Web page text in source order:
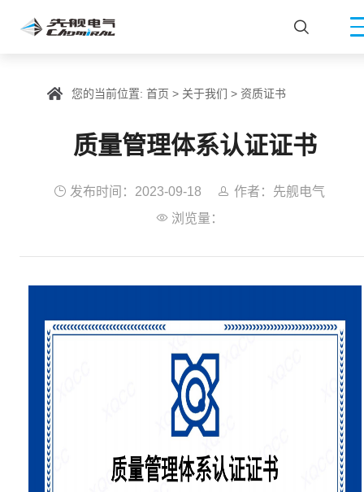

您的当前位置: 首页 > 关于我们 > 资质证书
质量管理体系认证证书
 发布时间：2023-09-18  作者：先舰电气
浏览量：